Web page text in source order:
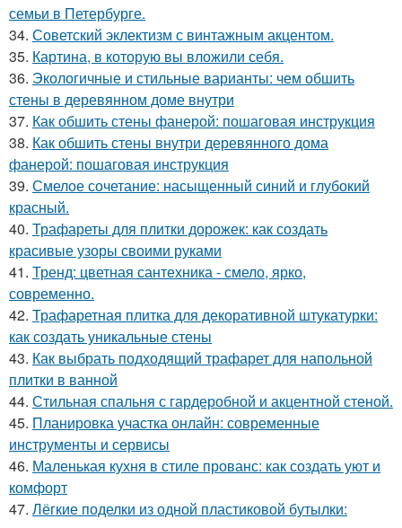
семьи в Петербурге.
34. Советский эклектизм с винтажным акцентом.
35. Картина, в которую вы вложили себя.
36. Экологичные и стильные варианты: чем обшить
стены в деревянном доме внутри
37. Как обшить стены фанерой: пошаговая инструкция
38. Как обшить стены внутри деревянного дома
фанерой: пошаговая инструкция
39. Смелое сочетание: насыщенный синий и глубокий
красный.
40. Трафареты для плитки дорожек: как создать
красивые узоры своими руками
41. Тренд: цветная сантехника - смело, ярко,
современно.
42. Трафаретная плитка для декоративной штукатурки:
как создать уникальные стены
43. Как выбрать подходящий трафарет для напольной
плитки в ванной
44. Стильная спальня с гардеробной и акцентной стеной.
45. Планировка участка онлайн: современные
инструменты и сервисы
46. Маленькая кухня в стиле прованс: как создать уют и
комфорт
47. Лёгкие поделки из одной пластиковой бутылки: